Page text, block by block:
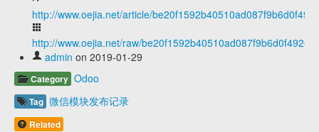
http://www.oejia.net/article/
http://www.oejia.net/raw/be20f1592b40510ad087f9b6d0f492e5
admin on 2019-01-29
Category Odoo
Tag 微信模块发布记录
Related